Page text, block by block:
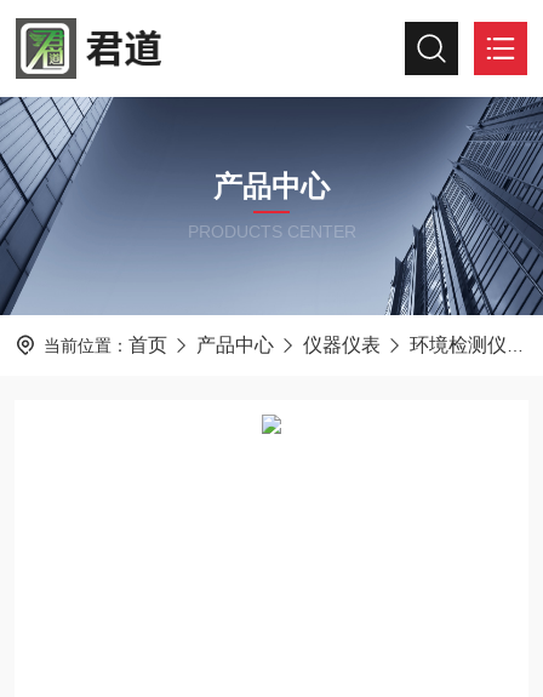
产品中心
PRODUCTS CENTER
当前位置： 首页 产品中心 仪器仪表 环境检测仪器